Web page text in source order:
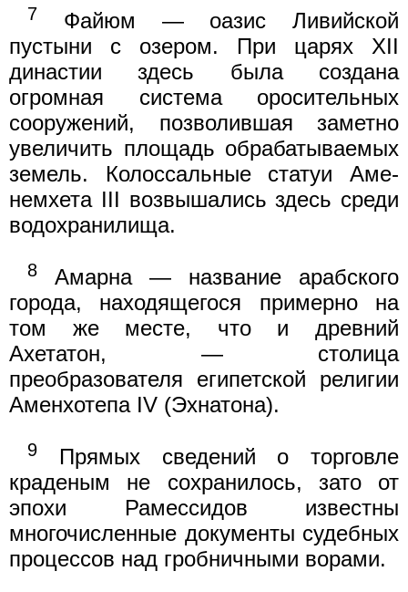
7
Файюм — оазис Ливийской
пустыни с озером. При царях XII
династии здесь была создана
огромная система оросительных
сооружений, позволившая заметно
увеличить площадь обрабатываемых
земель. Колоссальные статуи Аме-
немхета III возвышались здесь среди
водохранилища.
8
Амарна — название арабского
города, находящегося примерно на
том же месте, что и древний
Ахетатон, — столица
преобразователя египетской религии
Аменхотепа IV (Эхнатона).
9
Прямых сведений о торговле
краденым не сохранилось, зато от
эпохи Рамессидов известны
многочисленные документы судебных
процессов над гробничными ворами.